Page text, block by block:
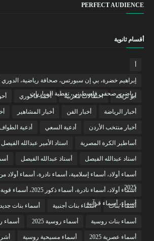
PERFECT AUDIENCE
أقسام ثانوية
إبراهيم خضرة، بي إن سبورتس، صحافة رياضية، الدوري
رياضي، صحفي فلسطيني، تغطية المباريات
أبو تريكة احتفالات مغربية أحمد فاخوري
أخبار الرياضة أخبار الفن أخبار المشاهير
أخبار منتخب الأردن أدعية السعي أدعية
أساطير الكرة المصرية استاد الأمير عبدالله الفيصل
استاد عبدالله الفيصل أستاذ عبدالله الفيصل
أسماء أولاد، أسماء إسلامية، أسماء نادرة، أسماء أولاد
2025
أسماء أولاد، أسماء نادرة،
أسماء، أسماء قرآنية
أسماء بنات أسماء بنات أجنبية أسماء بنات
أسماء بنات روسية أسماء روسية 2025 أسماء
أسماء عصرية 2025 أسماء مسيحية روسية